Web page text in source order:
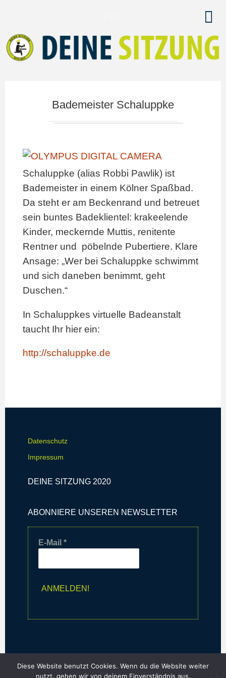
Bademeister Schaluppke
Schaluppke (alias Robbi Pawlik) ist
Bademeister in einem Kölner Spaßbad.
Da steht er am Beckenrand und betreuet
sein buntes Badeklientel: krakeelende
Kinder, meckernde Muttis, renitente
Rentner und pöbelnde Pubertiere. Klare
Ansage: „Wer bei Schaluppke schwimmt
und sich daneben benimmt, geht
Duschen.“
In Schaluppkes virtuelle Badeanstalt
taucht Ihr hier ein:
http://schaluppke.de
Datenschutz
Impressum
DEINE SITZUNG 2020
ABONNIERE UNSEREN NEWSLETTER
E-Mail *
Diese Website benutzt Cookies. Wenn du die Website weiter
nutzt, gehen wir von deinem Einverständnis aus.